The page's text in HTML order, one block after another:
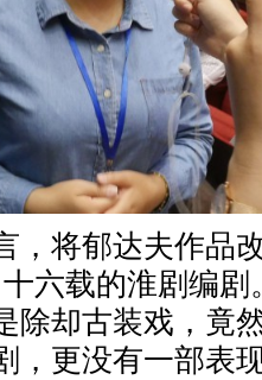
将郁达夫作品
六载的淮剧编
除却古装戏，竟
，更没有一部表